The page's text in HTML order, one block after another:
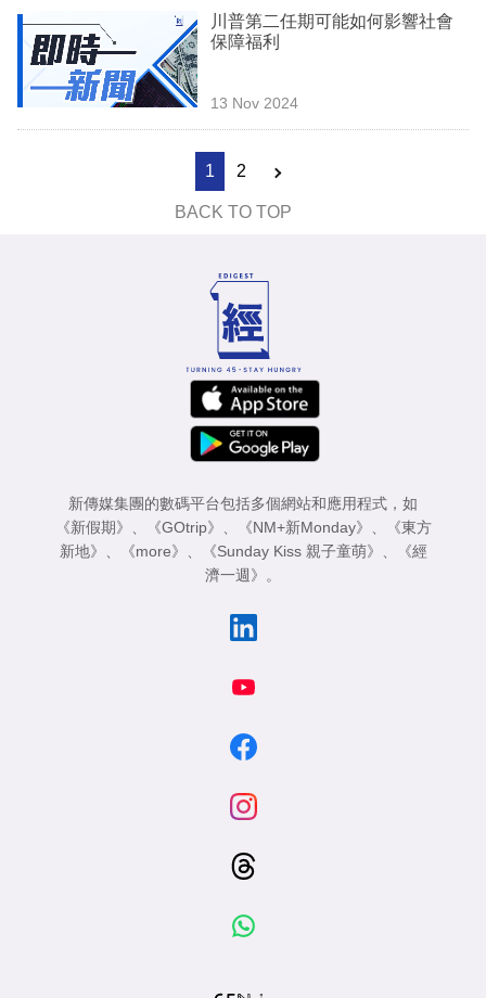
川普第二任期可能如何影響社會
保障福利
13 Nov 2024
1 2
BACK TO TOP
新傳媒集團的數碼平台包括多個網站和應用程式，如
《新假期》 、 《GOtrip》 、 《NM+新Monday》 、
《東方
新地》 、 《more》 、 《Sunday Kiss 親子童萌》 、
《經
濟一週》 。